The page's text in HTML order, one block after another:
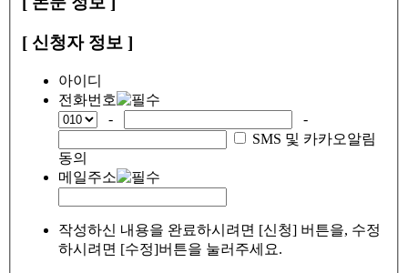
[ 신청자 정보 ]
아이디
전화번호
-
-
SMS 및 카카오알림
동의
메일주소
작성하신 내용을 완료하시려면 [신청] 버튼을, 수정
하시려면 [수정]버튼을 눌러주세요.